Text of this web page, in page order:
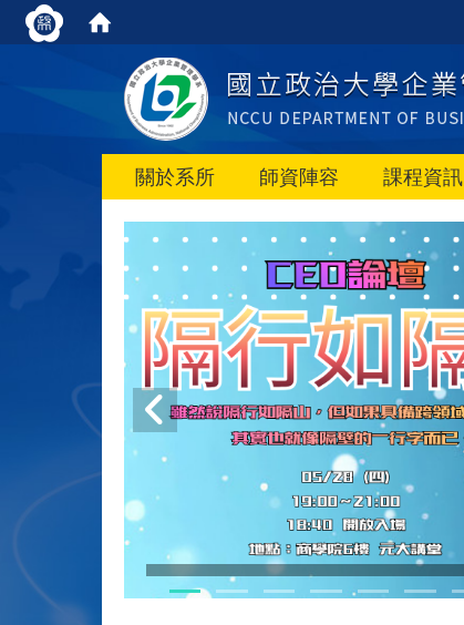
關於系所 師資陣容 課程資訊
115/05/28 CEO論壇活動